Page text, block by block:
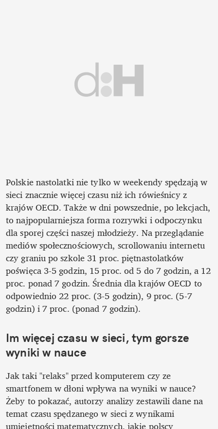
Polskie nastolatki nie tylko w weekendy spędzają w
sieci znacznie więcej czasu niż ich rówieśnicy z
krajów OECD. Także w dni powszednie, po lekcjach,
to najpopularniejsza forma rozrywki i odpoczynku
dla sporej części naszej młodzieży. Na przeglądanie
mediów społecznościowych, scrollowaniu internetu
czy graniu po szkole 31 proc. piętnastolatków
poświęca 3-5 godzin, 15 proc. od 5 do 7 godzin, a 12
proc. ponad 7 godzin. Średnia dla krajów OECD to
odpowiednio 22 proc. (3-5 godzin), 9 proc. (5-7
godzin) i 7 proc. (ponad 7 godzin).
Im więcej czasu w sieci, tym gorsze
wyniki w nauce
Jak taki "relaks" przed komputerem czy ze
smartfonem w dłoni wpływa na wyniki w nauce?
Żeby to pokazać, autorzy analizy zestawili dane na
temat czasu spędzanego w sieci z wynikami